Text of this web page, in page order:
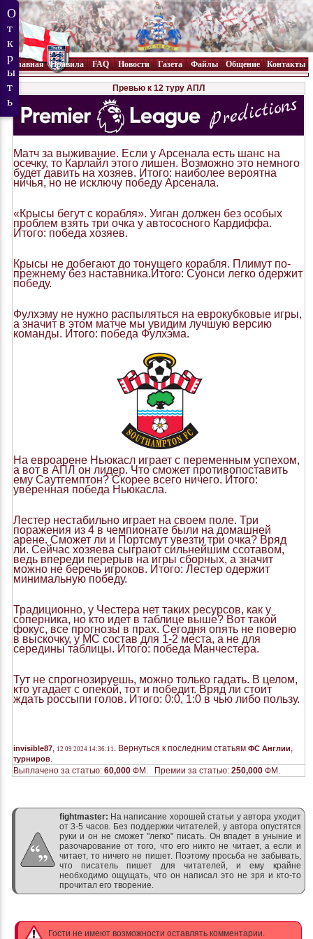
Главная Правила FAQ Новости Газета Файлы Общение Контакты
Превью к 12 туру АПЛ
Матч за выживание. Если у Арсенала есть шанс на
осечку, то Карлайл этого лишен. Возможно это немного
будет давить на хозяев. Итого: наиболее вероятна
ничья, но не исключу победу Арсенала.
«Крысы бегут с корабля». Уиган должен без особых
проблем взять три очка у автососного Кардиффа.
Итого: победа хозяев.
Крысы не добегают до тонущего корабля. Плимут по-
прежнему без наставника.Итого: Суонси легко одержит
победу.
Фулхэму не нужно распыляться на еврокубковые игры,
а значит в этом матче мы увидим лучшую версию
команды. Итого: победа Фулхэма.
На евроарене Ньюкасл играет с переменным успехом,
а вот в АПЛ он лидер. Что сможет противопоставить
ему Саутгемптон? Скорее всего ничего. Итого:
уверенная победа Ньюкасла.
Лестер нестабильно играет на своем поле. Три
поражения из 4 в чемпионате были на домашней
арене. Сможет ли и Портсмут увезти три очка? Вряд
ли. Сейчас хозяева сыграют сильнейшим ссотавом,
ведь впереди перерыв на игры сборных, а значит
можно не беречь игроков. Итого: Лестер одержит
минимальную победу.
Традиционно, у Честера нет таких ресурсов, как у
соперника, но кто идет в таблице выше? Вот такой
фокус, все прогнозы в прах. Сегодня опять не поверю
в выскочку, у МС состав для 1-2 места, а не для
середины таблицы. Итого: победа Манчестера.
Тут не спрогнозируешь, можно только гадать. В целом,
кто угадает с опекой, тот и победит. Вряд ли стоит
ждать россыпи голов. Итого: 0:0, 1:0 в чью либо пользу.
invisible87, 12 09 2024 14:36:11 . Вернуться к последним статьям ФС Англии
турниров.
Выплачено за статью: 60,000ФМ. Премии за статью: 250,000ФМ.
fightmaster: На написание хорошей статьи у автора уходит
от 3-5 часов. Без поддержки читателей, у автора опустятся
руки и он не сможет "легко" писать. Он впадет в уныние и
разочарование от того, что его никто не читает, а если и
читает, то ничего не пишет. Поэтому просьба не забывать,
что писатель пишет для читателей, и ему крайне
необходимо ощущать, что он написал это не зря и кто-то
прочитал его творение.
Гости не имеют возможности оставлять комментарии.